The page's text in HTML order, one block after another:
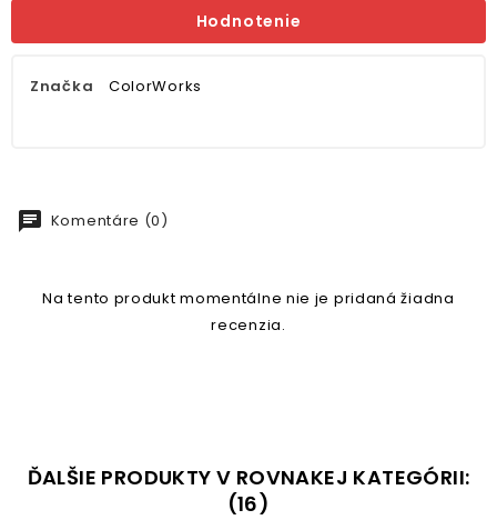
Hodnotenie
Značka ColorWorks
chat Komentáre (0)
Na tento produkt momentálne nie je pridaná žiadna
recenzia.
ĎALŠIE PRODUKTY V ROVNAKEJ KATEGÓRII:
(16)